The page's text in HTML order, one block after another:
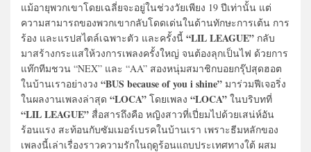
แม้อายุพวกเขาโดยเฉลี่ยจะอยู่ในช่วงวัยเพียง 19 ปีเท่านั้น แต่
ความสามารถของพวกเขากลับโดดเด่นในด้านทักษะการเต้น การ
ร้อง และแรปสไตล์เฉพาะตัว และครั้งนี้ “LIL LEAGUE” กลับ
มาสร้างกระแสให้วงการเพลงครั้งใหญ่ จนต้องลุกเป็นไฟ ด้วยการ
แท๊กทีมชวน “NEX” และ “AA” สองหนุ่มสมาชิกบอยกรุ๊ปสุดฮอต
ในบ้านเราอย่างวง “BUS because of you i shine” มาร่วมฟีเจอริ่ง
ในผลงานเพลงล่าสุด “LOCA” โดยเพลง “LOCA” ในบริบทที่
“LIL LEAGUE” สื่อสารถึงคือ หญิงสาวที่เปี่ยมไปด้วยเสน่ห์อัน
ร้อนแรง สะท้อนกับซัมเมอร์เบรคในบ้านเรา เพราะธีมหลักของ
เพลงนี้เล่าเรื่องราวความรักในฤดูร้อนแถบประเทศทางใต้ ผสม